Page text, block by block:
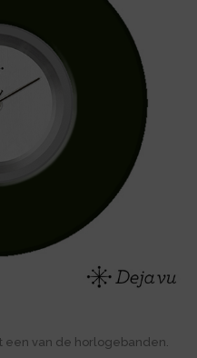
een van de horlogebanden.